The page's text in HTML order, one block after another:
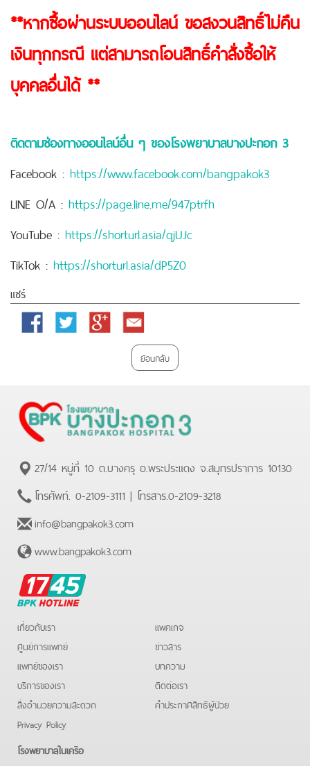
**หากซื้อผ่านระบบออนไลน์ ขอสงวนสิทธิ์ไม่คืน
เงินทุกกรณี แต่สามารถโอนสิทธิ์คำสั่งซื้อให้
บุคคลอื่นได้ **
ติดตามช่องทางออนไลน์อื่น ๆ ของโรงพยาบาลบางปะกอก 3
Facebook : https://www.facebook.com/bangpakok3
LINE O/A : https://page.line.me/947ptrfh
YouTube : https://shorturl.asia/qjUJc
TikTok : https://shorturl.asia/dP5Z0
แชร์
Facebook Twitter
Google
Email
ย้อนกลับ
27/14 หมู่ที่ 10 ต.บางครุ อ.พระประแดง จ.สมุทรปราการ 10130
โทรศัพท์. 0-2109-3111 | โทรสาร.0-2109-3218
info@bangpakok3.com
www.bangpakok3.com
BPK
Hotline
เกี่ยวกับเรา
ศูนย์การแพทย์
แพทย์ของเรา
บริการของเรา
สิ่งอำนวยความสะดวก
Privacy Policy
แพคเกจ
ข่าวสาร
บทความ
ติดต่อเรา
คําประกาศสิทธิผู้ป่วย
โรงพยาบาลในเครือ